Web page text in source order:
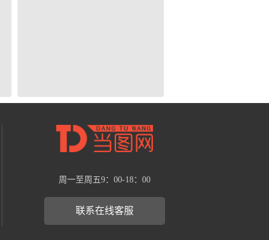
周一至周五9：00-18：00
联系在线客服